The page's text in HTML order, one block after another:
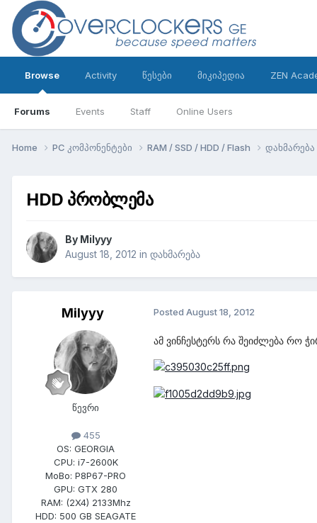
Browse
Forums Events Staff Online Users
Activity წესები მიკიპედია ZEN
Home PC კომპონენტები RAM / SSD / HDD / Flash დახმარება
HDD პრობლემა
By Milyyy
August 18, 2012 in დახმარება
Milyyy
წევრი
455
OS: GEORGIA
CPU: i7-2600K
MoBo: P8P67-PRO
GPU: GTX 280
RAM: (2X4) 2133Mhz
HDD: 500 GB SEAGATE
Posted August 18, 2012
ამ ვინჩესტერს რა შეიძლება რო